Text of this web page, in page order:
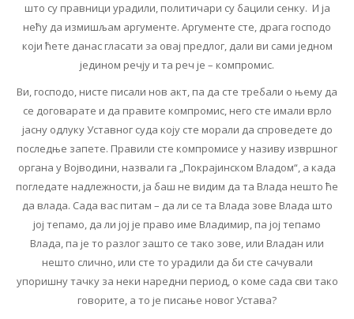
што су правници урадили, политичари су бацили сенку. И ја
нећу да измишљам аргументе. Аргументе сте, драга господо
који ћете данас гласати за овај предлог, дали ви сами једном
једином речју и та реч је – компромис.
Ви, господо, нисте писали нов акт, па да сте требали о њему да
се договарате и да правите компромис, него сте имали врло
јасну одлуку Уставног суда коју сте морали да спроведете до
последње запете. Правили сте компромисе у називу извршног
органа у Војводини, назвали га „Покрајинском Владом“, а када
погледате надлежности, ја баш не видим да та Влада нешто ће
да влада. Сада вас питам – да ли ce та Влада зове Влада што
јој тепамо, да ли јој је право име Владимир, па јој тепамо
Влада, па је то разлог зашто се тако зове, или Владан или
нешто слично, или сте то урадили да би сте сачували
упоришну тачку за неки наредни период, о коме сада сви тако
говорите, а то је писање новог Устава?